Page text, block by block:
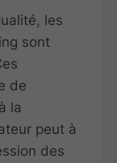
les
sont
de
la
peut à
des